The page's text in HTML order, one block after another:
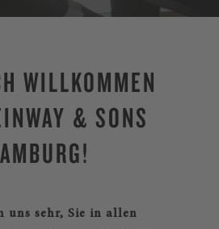
WILLKOMMEN
& SONS
uns sehr, Sie in allen